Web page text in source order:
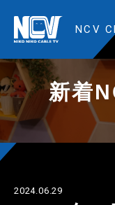
NCV
新着
2024.06.29